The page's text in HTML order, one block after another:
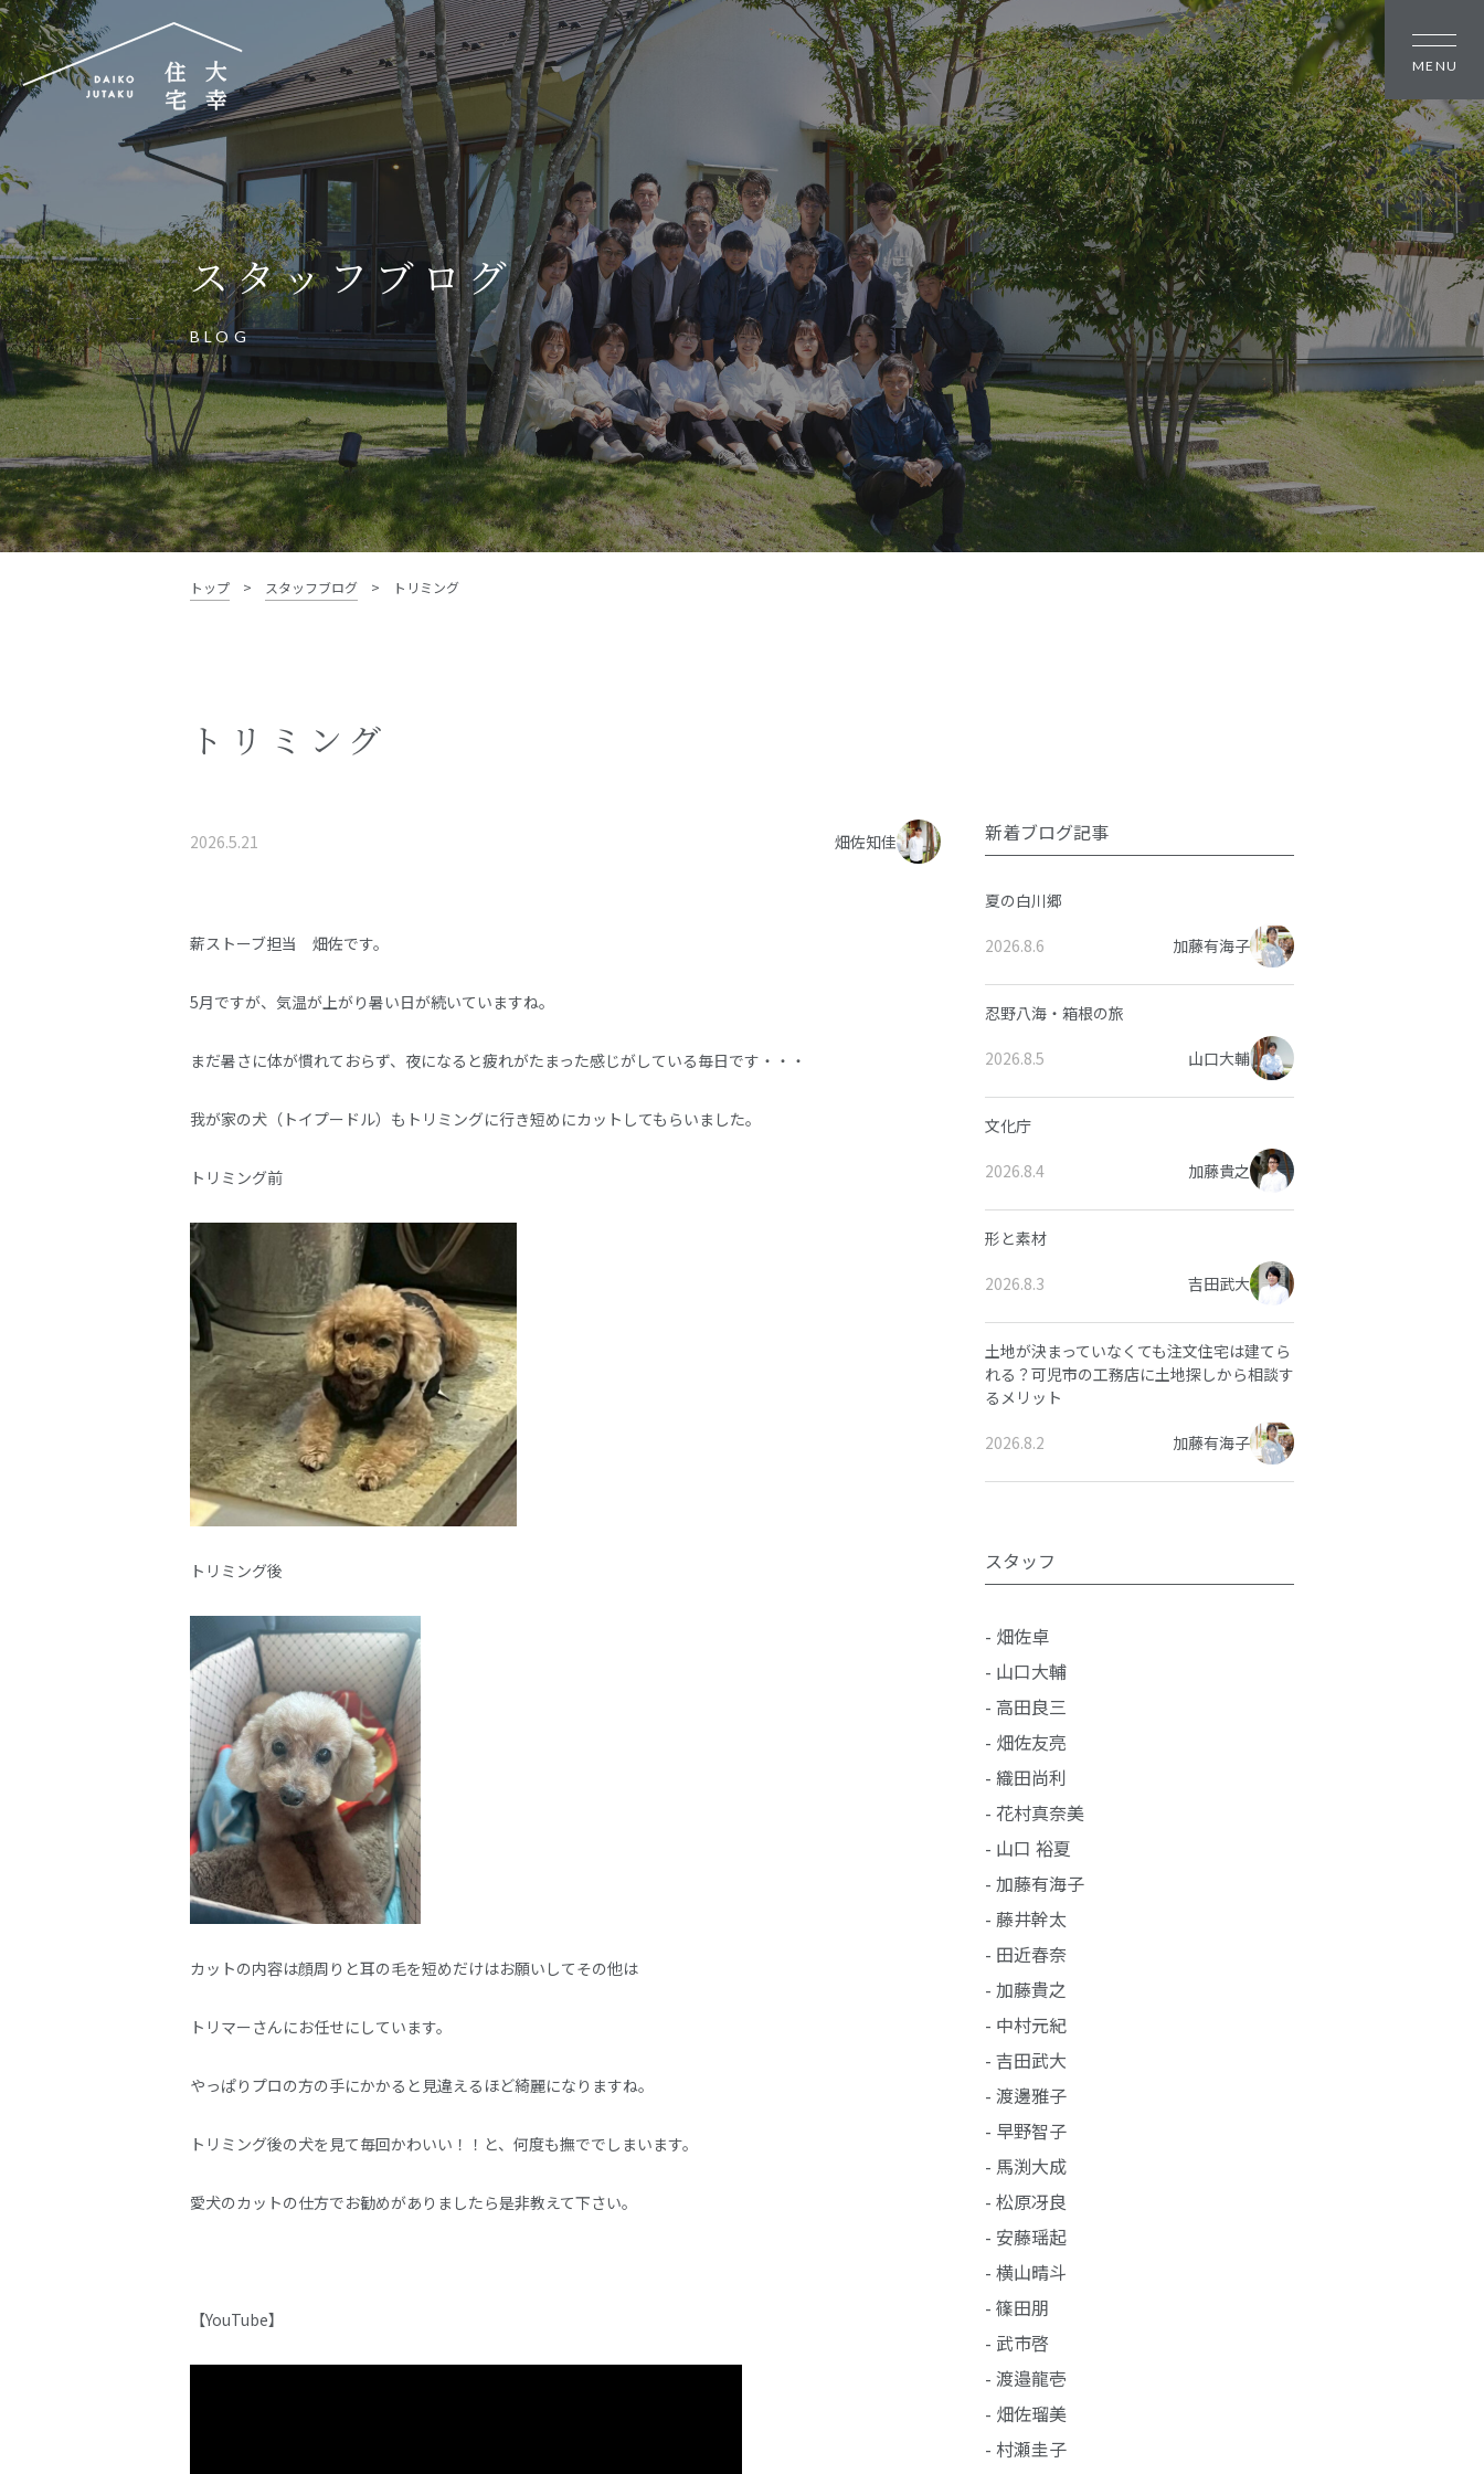
大幸住宅株式会社
〒504-0834
岐阜県各務原市那加昭南町88番地の3
大幸住宅可児工房
〒509-0203
岐阜県可児市下恵土3433番地652
お電話でのご相談はお気軽に
TEL.0574-60-1161
受付時間：9:00～17:00
資料請求・お問い合わせ
新築・リノベをお考えの方
家づくりの考え方
性能
暮らし方のご提案
薪ストーブのある暮らし
平屋の暮らし
四季を感じる暮らし
アフターサポート
家づくりの流れ
施工事例
イベント
土地をお探しの方
- 分譲地情報
かさまつのちいさな町並み
いしもりのちいさな町並み
かみえどのちいさな町並み
大幸住宅について
スタッフブログ
お知らせ
会社概要
スタッフ紹介
オーナー様へ
資料請求・お問い合わせ
プライバシーポリシー
スタッフブログ
BLOG
トップ > スタッフブログ > トリミング
トリミング
2026.5.21 畑佐知佳
薪ストーブ担当 畑佐です。
5月ですが、気温が上がり暑い日が続いていますね。
まだ暑さに体が慣れておらず、夜になると疲れがたまった感じがしている毎日です・・・
我が家の犬（トイプードル）もトリミングに行き短めにカットしてもらいました。
トリミング前
トリミング後
カットの内容は顔周りと耳の毛を短めだけはお願いしてその他は
トリマーさんにお任せにしています。
やっぱりプロの方の手にかかると見違えるほど綺麗になりますね。
トリミング後の犬を見て毎回かわいい！！と、何度も撫ででしまいます。
愛犬のカットの仕方でお勧めがありましたら是非教えて下さい。
【YouTube】
新着ブログ記事
夏の白川郷
2026.8.6 加藤有海子
忍野八海・箱根の旅
2026.8.5 山口大輔
文化庁
2026.8.4 加藤貴之
形と素材
2026.8.3 吉田武大
土地が決まっていなくても注文住宅は建てら
れる？可児市の工務店に土地探しから相談す
るメリット
2026.8.2 加藤有海子
スタッフ
- 畑佐卓
- 山口大輔
- 高田良三
- 畑佐友亮
- 織田尚利
- 花村真奈美
- 山口 裕夏
- 加藤有海子
- 藤井幹太
- 田近春奈
- 加藤貴之
- 中村元紀
- 吉田武大
- 渡邊雅子
- 早野智子
- 馬渕大成
- 松原冴良
- 安藤瑶起
- 横山晴斗
- 篠田朋
- 武市啓
- 渡邉龍壱
- 畑佐瑠美
- 村瀬圭子